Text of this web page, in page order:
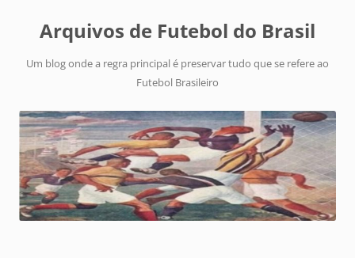
Arquivos de Futebol do Brasil
Um blog onde a regra principal é preservar tudo que se refere ao
Futebol Brasileiro